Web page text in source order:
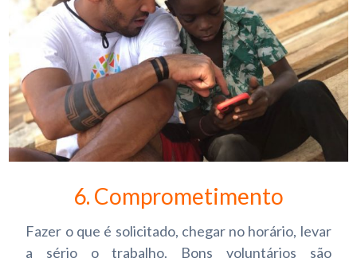
6. Comprometimento
Fazer o que é solicitado, chegar no horário, levar
a sério o trabalho. Bons voluntários são